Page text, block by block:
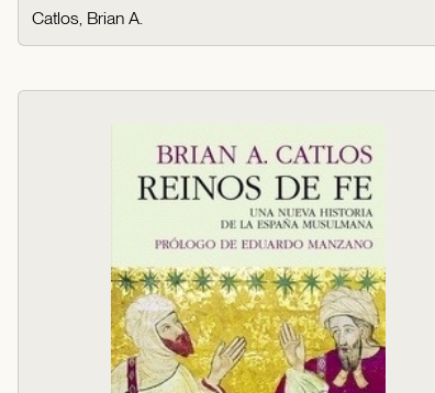
Catlos, Brian A.